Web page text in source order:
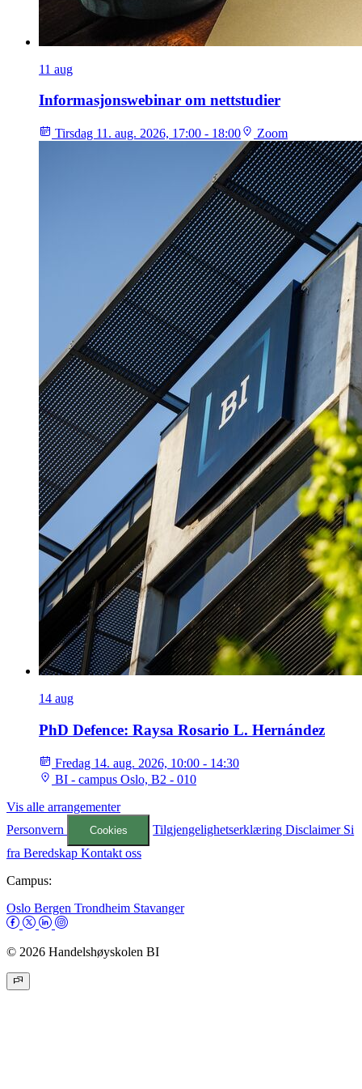
11 aug
Informasjonswebinar om nettstudier
Tirsdag 11. aug. 2026, 17:00 - 18:00 Zoom
14 aug
PhD Defence: Raysa Rosario L. Hernández
Fredag 14. aug. 2026, 10:00 - 14:30
BI - campus Oslo, B2 - 010
Vis alle arrangementer
Personvern
Cookies TilgjengelighetserklæringDisclaimer Si
fra Beredskap Kontakt oss
Campus:
Oslo Bergen Trondheim Stavanger
© 2026 Handelshøyskolen BI